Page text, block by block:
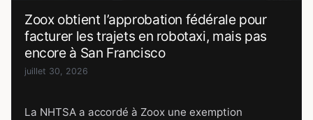
Zoox obtient l’approbation fédérale pour
facturer les trajets en robotaxi, mais pas
encore à San Francisco
juillet 30, 2026
La NHTSA a accordé à Zoox une exemption